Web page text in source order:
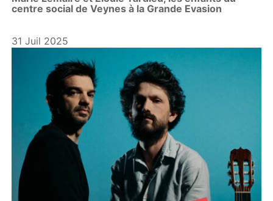
y
centre social de Veynes à la Grande Evasion
31 Juil 2025